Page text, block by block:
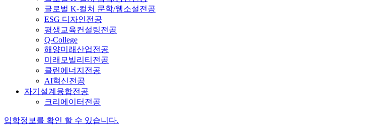
글로벌 K-컬처 문학/웹소설전공
ESG 디자인전공
평생교육컨설팅전공
Q-College
해양미래산업전공
미래모빌리티전공
클린에너지전공
AI혁신전공
자기설계융합전공
크리에이터전공
입학정보를 확인 할 수 있습니다.